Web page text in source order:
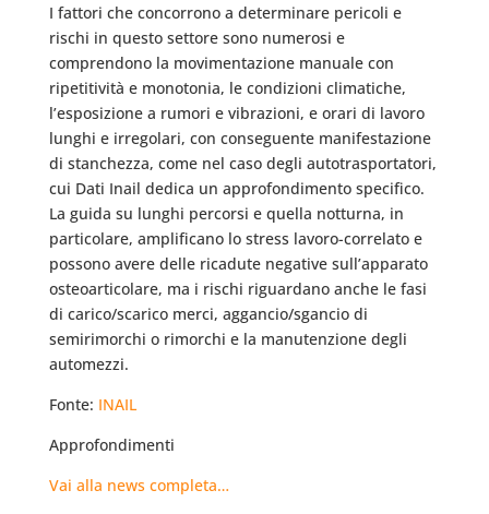
I fattori che concorrono a determinare pericoli e
rischi in questo settore sono numerosi e
comprendono la movimentazione manuale con
ripetitività e monotonia, le condizioni climatiche,
l’esposizione a rumori e vibrazioni, e orari di lavoro
lunghi e irregolari, con conseguente manifestazione
di stanchezza, come nel caso degli autotrasportatori,
cui Dati Inail dedica un approfondimento specifico.
La guida su lunghi percorsi e quella notturna, in
particolare, amplificano lo stress lavoro-correlato e
possono avere delle ricadute negative sull’apparato
osteoarticolare, ma i rischi riguardano anche le fasi
di carico/scarico merci, aggancio/sgancio di
semirimorchi o rimorchi e la manutenzione degli
automezzi.
Fonte: INAIL
Approfondimenti
Vai alla news completa…